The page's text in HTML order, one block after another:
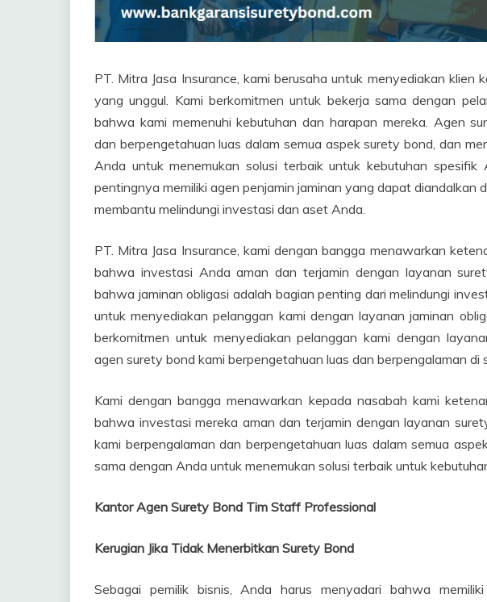
PT. Mitra Jasa Insurance, kami berusaha untuk menyediakan klien
yang unggul. Kami berkomitmen untuk bekerja sama dengan
bahwa kami memenuhi kebutuhan dan harapan mereka. Agen
dan berpengetahuan luas dalam semua aspek surety bond, dan
Anda untuk menemukan solusi terbaik untuk kebutuhan spesifik
pentingnya memiliki agen penjamin jaminan yang dapat diandalkan
membantu melindungi investasi dan aset Anda.
PT. Mitra Jasa Insurance, kami dengan bangga menawarkan
bahwa investasi Anda aman dan terjamin dengan layanan
bahwa jaminan obligasi adalah bagian penting dari melindungi
untuk menyediakan pelanggan kami dengan layanan jaminan
berkomitmen untuk menyediakan pelanggan kami dengan
agen surety bond kami berpengetahuan luas dan berpengalaman di
Kami dengan bangga menawarkan kepada nasabah kami
bahwa investasi mereka aman dan terjamin dengan layanan
kami berpengalaman dan berpengetahuan luas dalam semua
sama dengan Anda untuk menemukan solusi terbaik untuk
Kantor Agen Surety Bond Tim Staff Professional
Kerugian Jika Tidak Menerbitkan Surety Bond
Sebagai pemilik bisnis, Anda harus menyadari bahwa